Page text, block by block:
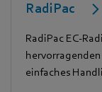
RadiPac
RadiPac EC-
einfaches